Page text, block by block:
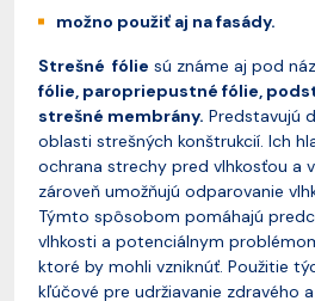
možno použiť aj na fasády.
Strešné fólie sú známe aj pod
fólie, paropriepustné fólie,
strešné membrány. Predstavujú
oblasti strešných konštrukcií. Ich
ochrana strechy pred vlhkosťou a
zároveň umožňujú odparovanie
Týmto spôsobom pomáhajú
vlhkosti a potenciálnym
ktoré by mohli vzniknúť. Použitie
kľúčové pre udržiavanie zdravého